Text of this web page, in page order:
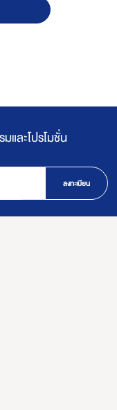
และโปรโมชั่น
ลงทะเบียน